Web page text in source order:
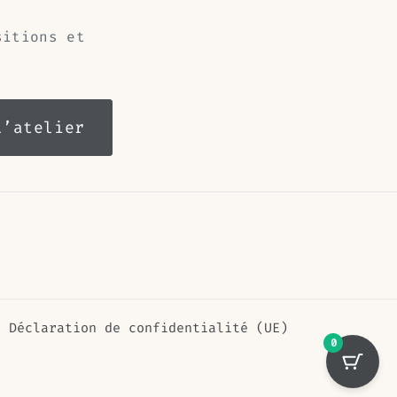
et
Déclaration de confidentialité (UE)
0